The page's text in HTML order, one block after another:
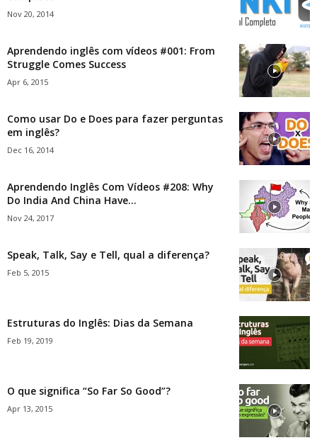
Nov 20, 2014
Aprendendo inglês com vídeos #001: From
Struggle Comes Success
Apr 6, 2015
Como usar Do e Does para fazer perguntas
em inglês?
Dec 16, 2014
Aprendendo Inglês Com Vídeos #208: Why
Do India And China Have...
Nov 24, 2017
Speak, Talk, Say e Tell, qual a diferença?
Feb 5, 2015
Estruturas do Inglês: Dias da Semana
Feb 19, 2019
O que significa “So Far So Good”?
Apr 13, 2015